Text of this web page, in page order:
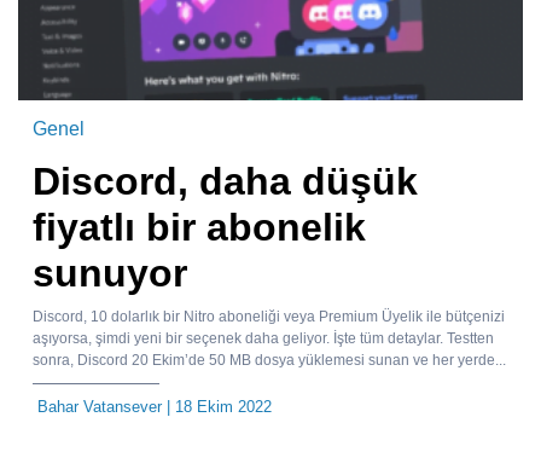
Genel
Discord, daha düşük
fiyatlı bir abonelik
sunuyor
Discord, 10 dolarlık bir Nitro aboneliği veya Premium Üyelik ile bütçenizi
aşıyorsa, şimdi yeni bir seçenek daha geliyor. İşte tüm detaylar. Testten
sonra, Discord 20 Ekim’de 50 MB dosya yüklemesi sunan ve her yerde...
Bahar Vatansever| 18 Ekim 2022